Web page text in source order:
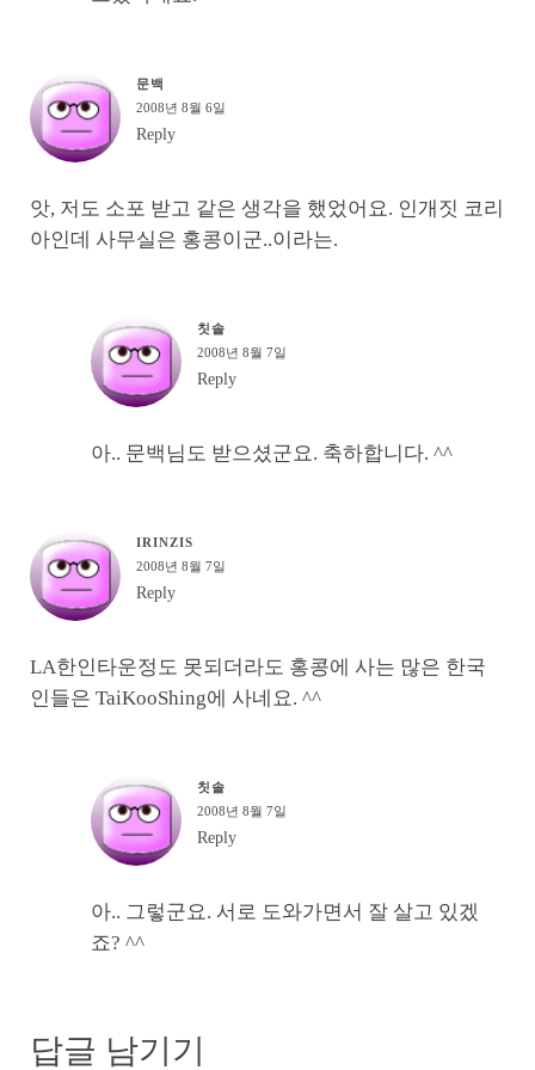
문백
2008년 8월 6일
Reply
앗, 저도 소포 받고 같은 생각을 했었어요. 인개짓 코리
아인데 사무실은 홍콩이군..이라는.
칫솔
2008년 8월 7일
Reply
아.. 문백님도 받으셨군요. 축하합니다. ^^
IRINZIS
2008년 8월 7일
Reply
LA한인타운정도 못되더라도 홍콩에 사는 많은 한국
인들은 TaiKooShing에 사네요. ^^
칫솔
2008년 8월 7일
Reply
아.. 그렇군요. 서로 도와가면서 잘 살고 있겠
죠? ^^
답글 남기기